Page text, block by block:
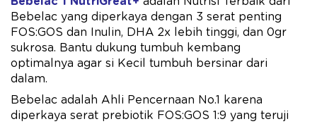
Bebelac yang diperkaya dengan 3 serat penting
FOS:GOS dan Inulin, DHA 2x ​lebih tinggi, dan 0gr
sukrosa. Bantu dukung tumbuh kembang
optimalnya agar si Kecil tumbuh bersinar dari
dalam.
Bebelac adalah Ahli Pencernaan No.1 karena
diperkaya serat prebiotik FOS:GOS 1:9 yang teruji